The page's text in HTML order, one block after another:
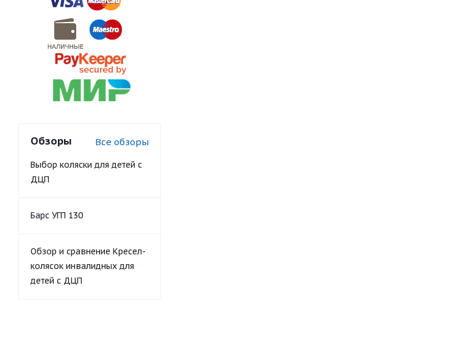
Обзоры Все обзоры
Выбор коляски для детей с
ДЦП
Барс УГП 130
Обзор и сравнение Кресел-
колясок инвалидных для
детей с ДЦП